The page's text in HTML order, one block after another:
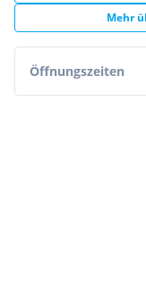
Mehr
Öffnungszeiten